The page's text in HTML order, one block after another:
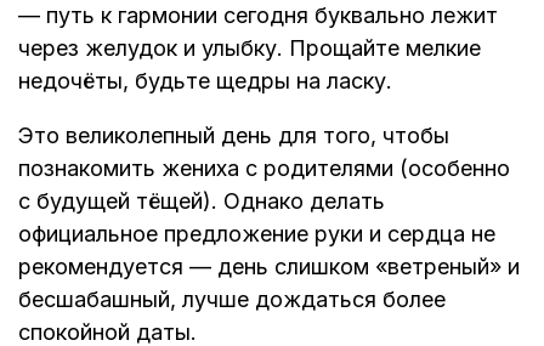
— путь к гармонии сегодня буквально лежит
через желудок и улыбку. Прощайте мелкие
недочёты, будьте щедры на ласку.
Это великолепный день для того, чтобы
познакомить жениха с родителями (особенно
с будущей тёщей). Однако делать
официальное предложение руки и сердца не
рекомендуется — день слишком «ветреный» и
бесшабашный, лучше дождаться более
спокойной даты.